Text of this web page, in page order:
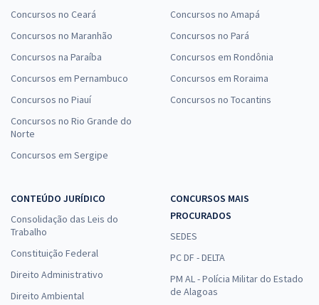
Concursos no Ceará
Concursos no Maranhão
Concursos na Paraíba
Concursos em Pernambuco
Concursos no Piauí
Concursos no Rio Grande do
Norte
Concursos em Sergipe
Concursos no Amapá
Concursos no Pará
Concursos em Rondônia
Concursos em Roraima
Concursos no Tocantins
CONTEÚDO JURÍDICO
Consolidação das Leis do
Trabalho
Constituição Federal
Direito Administrativo
Direito Ambiental
CONCURSOS MAIS
PROCURADOS
SEDES
PC DF - DELTA
PM AL - Polícia Militar do Estado
de Alagoas